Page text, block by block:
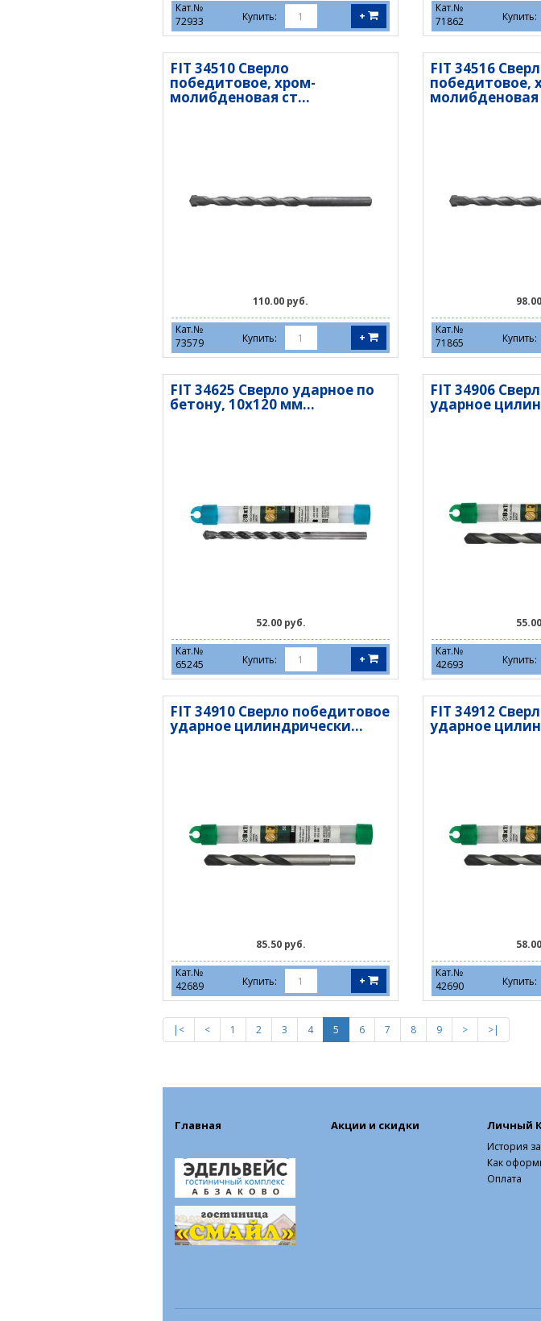
Кат.№
72933
Купить: +
Кат.№
71862
Купить:
FIT 34510 Сверло
победитовое, хром-
молибденовая ст...
110.00 руб.
Кат.№
73579
Купить: +
FIT 34516
победитовое,
молибденовая
Кат.№
71865
Купить:
FIT 34625 Сверло ударное по
бетону, 10х120 мм...
52.00 руб.
Кат.№
65245
Купить: +
FIT 34906
ударное
Кат.№
42693
Купить:
FIT 34910 Сверло победитовое
ударное цилиндрически...
85.50 руб.
Кат.№
42689
Купить: +
FIT 34912
ударное
Кат.№
42690
Купить:
|< < 1 2 3 4 5 6 7 8 9 > >|
Главная Акции и скидки Личный
История
Как
Оплата